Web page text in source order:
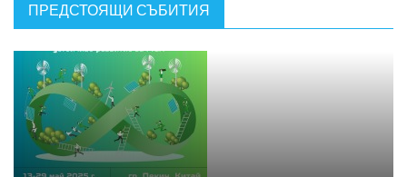
ПРЕДСТОЯЩИ СЪБИТИЯ